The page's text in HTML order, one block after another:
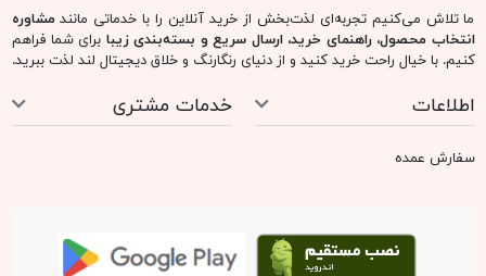
ما تلاش می‌کنیم تجربه‌ای لذت‌بخش از خرید آنلاین را با خدماتی مانندمشاوره
انتخاب محصول، راهنمای خرید، ارسال سریع و بسته‌بندی زیبا برای شما فراهم
کنیم. با خیال راحت خرید کنید و از دنیای رنگارنگ و خلاق دیجیتال لند لذت ببرید.
اطلاعات خدمات مشتری
سفارش عمده